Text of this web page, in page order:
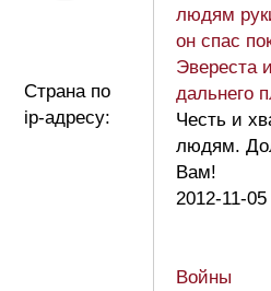
Страна по
ip-адресу:
людям
он спас
Эвереста
дальнего
Честь и
людям.
Вам!
2012-11-
Войны